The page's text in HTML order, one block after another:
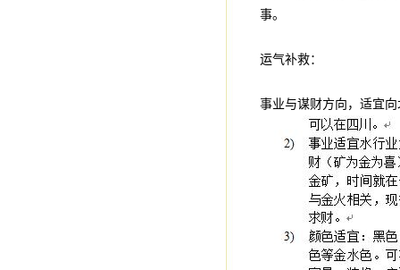
事。
运气补救：
事业与谋财方向，适宜